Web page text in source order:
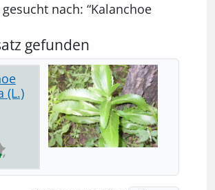
nach: “Kalanchoe
gefunden
(L.)